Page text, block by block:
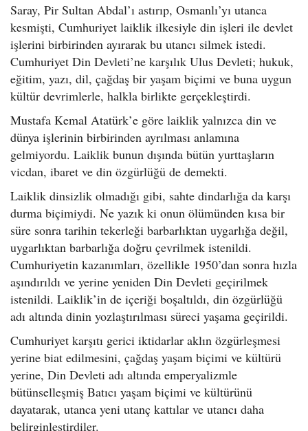
Saray, Pir Sultan Abdal’ı astırıp, Osmanlı’yı utanca
kesmişti, Cumhuriyet laiklik ilkesiyle din işleri ile devlet
işlerini birbirinden ayırarak bu utancı silmek istedi.
Cumhuriyet Din Devleti’ne karşılık Ulus Devleti; hukuk,
eğitim, yazı, dil, çağdaş bir yaşam biçimi ve buna uygun
kültür devrimlerle, halkla birlikte gerçekleştirdi.
Mustafa Kemal Atatürk’e göre laiklik yalnızca din ve
dünya işlerinin birbirinden ayrılması anlamına
gelmiyordu. Laiklik bunun dışında bütün yurttaşların
vicdan, ibaret ve din özgürlüğü de demekti.
Laiklik dinsizlik olmadığı gibi, sahte dindarlığa da karşı
durma biçimiydi. Ne yazık ki onun ölümünden kısa bir
süre sonra tarihin tekerleği barbarlıktan uygarlığa değil,
uygarlıktan barbarlığa doğru çevrilmek istenildi.
Cumhuriyetin kazanımları, özellikle 1950’dan sonra hızla
aşındırıldı ve yerine yeniden Din Devleti geçirilmek
istenildi. Laiklik’in de içeriği boşaltıldı, din özgürlüğü
adı altında dinin yozlaştırılması süreci yaşama geçirildi.
Cumhuriyet karşıtı gerici iktidarlar aklın özgürleşmesi
yerine biat edilmesini, çağdaş yaşam biçimi ve kültürü
yerine, Din Devleti adı altında emperyalizmle
bütünselleşmiş Batıcı yaşam biçimi ve kültürünü
dayatarak, utanca yeni utanç kattılar ve utancı daha
belirginleştirdiler.